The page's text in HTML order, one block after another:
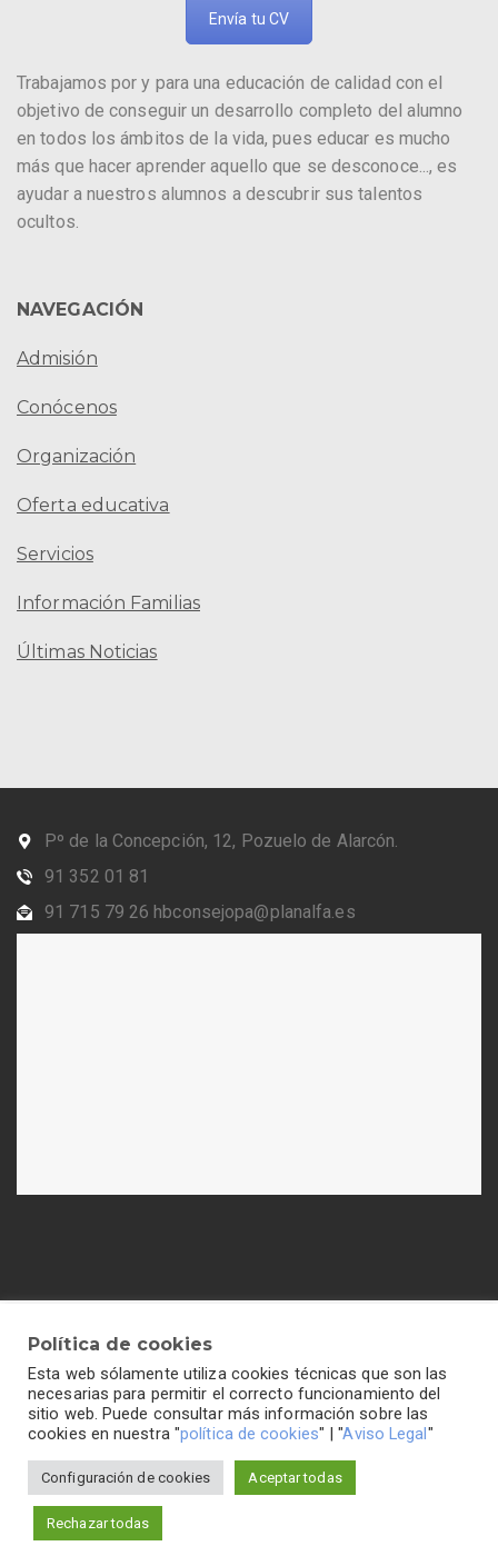
Envía tu CV
Trabajamos por y para una educación de calidad con el
objetivo de conseguir un desarrollo completo del alumno
en todos los ámbitos de la vida, pues educar es mucho
más que hacer aprender aquello que se desconoce..., es
ayudar a nuestros alumnos a descubrir sus talentos
ocultos.
NAVEGACIÓN
Admisión
Conócenos
Organización
Oferta educativa
Servicios
Información Familias
Últimas Noticias
Pº de la Concepción, 12, Pozuelo de Alarcón.
91 352 01 81
91 715 79 26 hbconsejopa@planalfa.es
Política de cookies-Política de privacidad-Aviso legal
Colegio Hogar del Buen Consejo©2026 Todos los
Política de cookies
Esta web sólamente utiliza cookies técnicas que son las
necesarias para permitir el correcto funcionamiento del
sitio web. Puede consultar más información sobre las
cookies en nuestra "política de cookies" | "Aviso Legal"
Configuración de cookies Aceptar todas
Rechazar todas